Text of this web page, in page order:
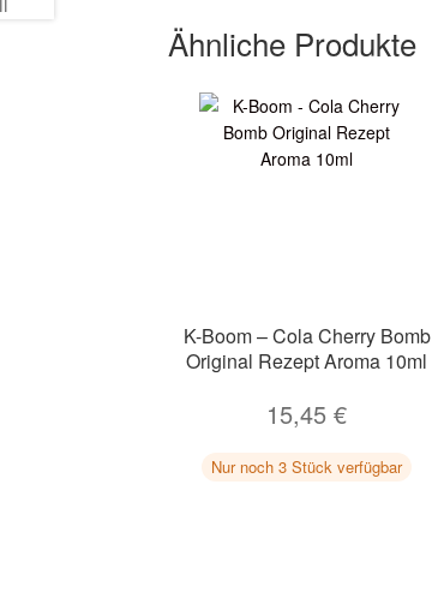
Ähnliche Produkte
K-Boom – Cola Cherry Bomb
Original Rezept Aroma 10ml
15,45€
Nur noch 3 Stück verfügbar